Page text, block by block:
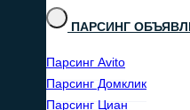
ПАРСИНГ
Парсинг Avito
Парсинг Домклик
Парсинг Циан